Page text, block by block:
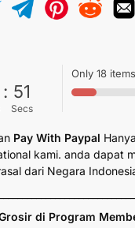
: 50
Secs
Only 18
Pay With Paypal
kami. anda dapat
dari Negara
di Program